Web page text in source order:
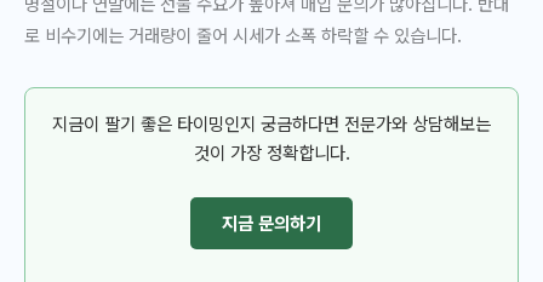
로 비수기에는 거래량이 줄어 시세가 소폭 하락할 수 있습니다.
지금이 팔기 좋은 타이밍인지 궁금하다면 전문가와 상담해보는
것이 가장 정확합니다.
지금 문의하기